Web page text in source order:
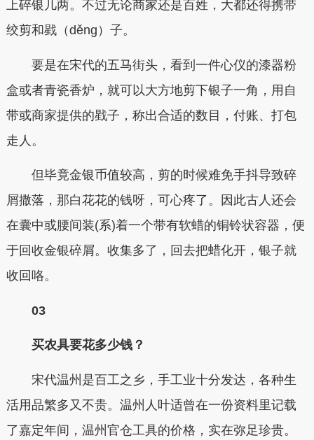
上碎银几两。不过无论商家还是百姓，大都还得携带
绞剪和戥（děnɡ）子。
要是在宋代的五马街头，看到一件心仪的漆器粉
盒或者青瓷香炉，就可以大方地剪下银子一角，用自
带或商家提供的戥子，称出合适的数目，付账、打包
走人。
但毕竟金银币值较高，剪的时候难免手抖导致碎
屑撒落，那白花花的钱呀，可心疼了。因此古人还会
在囊中或腰间装(系)着一个带有软蜡的铜铃状容器，便
于回收金银碎屑。收集多了，回去把蜡化开，银子就
收回咯。
03
买农具要花多少钱？
宋代温州是百工之乡，手工业十分发达，各种生
活用品繁多又不贵。温州人叶适曾在一份资料里记载
了嘉定年间，温州官仓工具的价格，实在弥足珍贵。